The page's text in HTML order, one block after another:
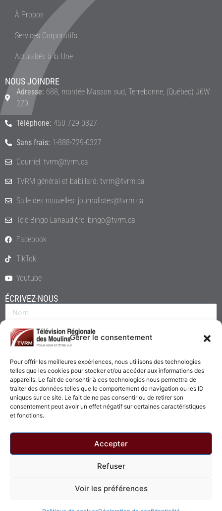
Gérer le consentement
Pour offrir les meilleures expériences, nous utilisons des technologies
telles que les cookies pour stocker et/ou accéder aux informations des
appareils. Le fait de consentir à ces technologies nous permettra de
traiter des données telles que le comportement de navigation ou les ID
uniques sur ce site. Le fait de ne pas consentir ou de retirer son
consentement peut avoir un effet négatif sur certaines caractéristiques
et fonctions.
Accepter
Refuser
Voir les préférences
À Propos
Services Corporatifs
Actualités à la Une
NOUS JOINDRE
Adresse: 688, montée Masson sud, Terrebonne, (Québec) J6W
2Z9
Téléphone: 450-729-0327
Sans frais: 1-888-729-0327
Courriel: tvrm@tvrm.ca
TVRM général et babillard: tvrm@tvrm.ca
Salle des nouvelles: journalistes@tvrm.ca
Télé-Bingo Lanaudière: bingo@tvrm.ca
Facebook
TikTok
Youtube
ÉCRIVEZ-NOUS
© 2026 - Télévision Régionale des Moulins. Tous droits réservés.